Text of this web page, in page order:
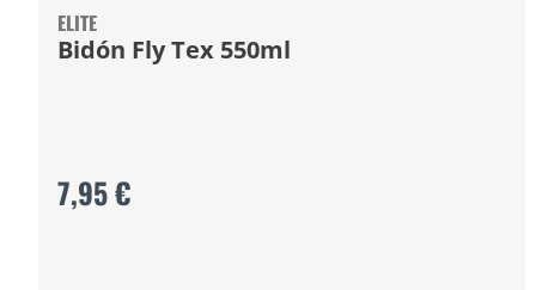
ELITE
Bidón Fly Tex 550ml
7,95 €